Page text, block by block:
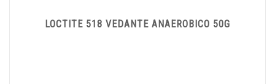
LOCTITE 518 VEDANTE ANAEROBICO 50G